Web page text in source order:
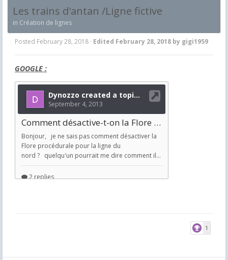
Les trains d'antan /Ligne fictive
in Création de lignes
Posted February 28, 2018 · Edited February 28, 2018 by gigi1959
GOOGLE :
1